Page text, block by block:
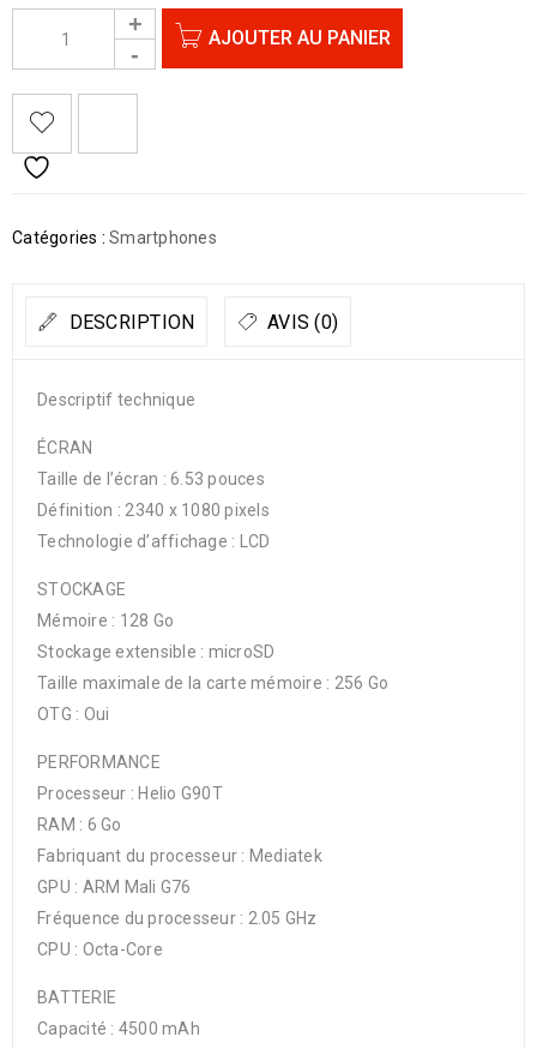
AJOUTER AU PANIER
Catégories : Smartphones
DESCRIPTION AVIS (0)
Descriptif technique
ÉCRAN
Taille de l’écran : 6.53 pouces
Définition : 2340 x 1080 pixels
Technologie d’affichage : LCD
STOCKAGE
Mémoire : 128 Go
Stockage extensible : microSD
Taille maximale de la carte mémoire : 256 Go
OTG : Oui
PERFORMANCE
Processeur : Helio G90T
RAM : 6 Go
Fabriquant du processeur : Mediatek
GPU : ARM Mali G76
Fréquence du processeur : 2.05 GHz
CPU : Octa-Core
BATTERIE
Capacité : 4500 mAh